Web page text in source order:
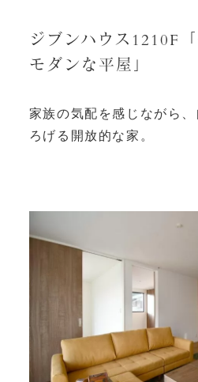
ジブンハウス1210F
モダンな平屋」
家族の気配を感じながら
ろげる開放的な家。